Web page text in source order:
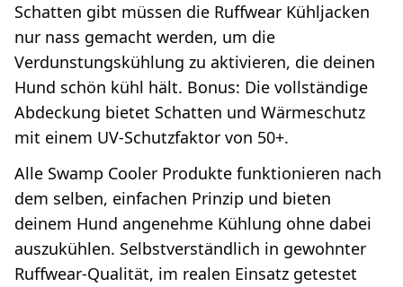
Schatten gibt müssen die Ruffwear Kühljacken
nur nass gemacht werden, um die
Verdunstungskühlung zu aktivieren, die deinen
Hund schön kühl hält. Bonus: Die vollständige
Abdeckung bietet Schatten und Wärmeschutz
mit einem UV-Schutzfaktor von 50+.
Alle Swamp Cooler Produkte funktionieren nach
dem selben, einfachen Prinzip und bieten
deinem Hund angenehme Kühlung ohne dabei
auszukühlen. Selbstverständlich in gewohnter
Ruffwear-Qualität, im realen Einsatz getestet